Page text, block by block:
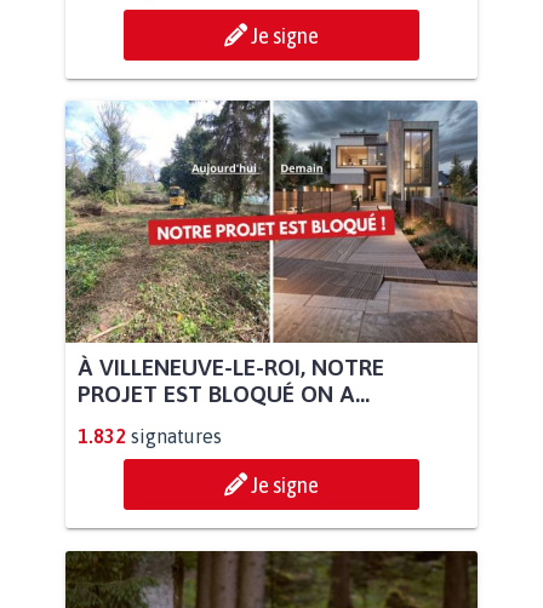
Je signe
À VILLENEUVE-LE-ROI, NOTRE
PROJET EST BLOQUÉ ON A...
1.832 signatures
Je signe